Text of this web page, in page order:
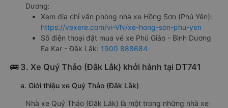
Dương:
Xem địa chỉ văn phòng nhà xe Hồng Sơn (Phú Yên):
https://vexere.com/vi-VN/xe-hong-son-phu-yen
Số điện thoại đặt mua vé xe Phú Giáo - Bình Dương
Ea Kar - Đắk Lắk: 1900 888684
🚌 3. Xe Quý Thảo (Đắk Lắk) khởi hành tại DT741
a. Giới thiệu xe Quý Thảo (Đắk Lắk)
Nhà xe Quý Thảo (Đắk Lắk) là một trong những nhà xe